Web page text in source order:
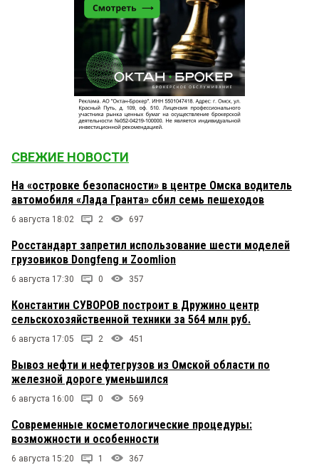
СВЕЖИЕ НОВОСТИ
На «островке безопасности» в центре Омска водитель
автомобиля «Лада Гранта» сбил семь пешеходов
6 августа 18:02 2 697
Росстандарт запретил использование шести моделей
грузовиков Dongfeng и Zoomlion
6 августа 17:30 0 357
Константин СУВОРОВ построит в Дружино центр
сельскохозяйственной техники за 564 млн руб.
6 августа 17:05 2 451
Вывоз нефти и нефтегрузов из Омской области по
железной дороге уменьшился
6 августа 16:00 0 569
Современные косметологические процедуры:
возможности и особенности
6 августа 15:20 1 367